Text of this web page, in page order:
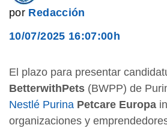
por Redacción
10/07/2025 16:07:00h
El plazo para presentar
BetterwithPets (BWPP) de
Nestlé Purina Petcare Europa
organizaciones y